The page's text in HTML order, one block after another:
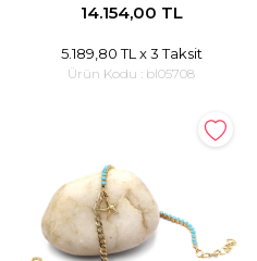
14.154,00 TL
5.189,80 TL x 3 Taksit
Ürün Kodu : bl05708